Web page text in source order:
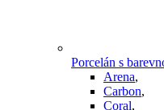
Porcelán s
Arena,
Carbon,
Coral,